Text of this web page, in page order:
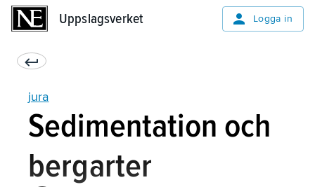
Uppslagsverket Logga in
jura
Sedimentation och
bergarter